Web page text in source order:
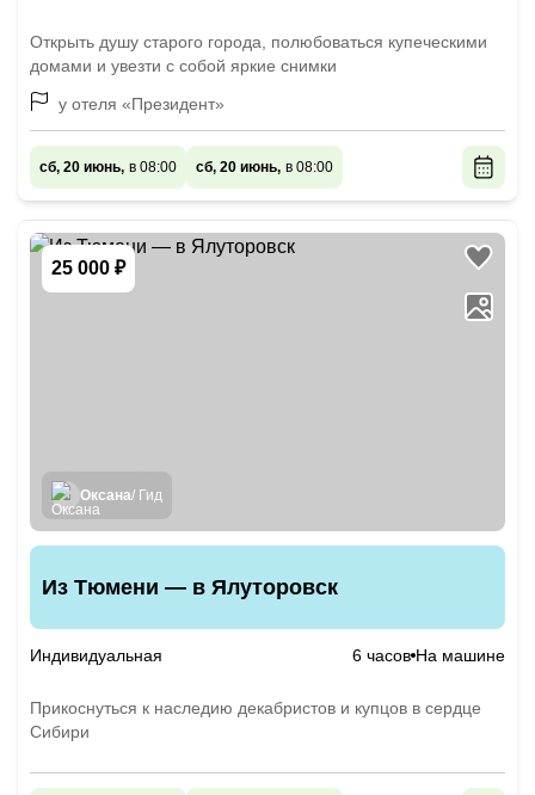
Открыть душу старого города, полюбоваться купеческими
домами и увезти с собой яркие снимки
у отеля «Президент»
сб, 20 июнь, в 08:00 сб, 20 июнь, в 08:00
25 000 ₽
Оксана/ Гид
Из Тюмени — в Ялуторовск
Индивидуальная 6 часов На машине
Прикоснуться к наследию декабристов и купцов в сердце
Сибири